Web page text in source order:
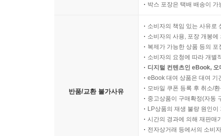
박스 포장은 택배 배송이
반품/교환 불가사유
소비자의 책임 있는 사유로
소비자의 사용, 포장 개봉
복제가 가능한 상품 등의
소비자의 요청에 따라 개별
디지털 컨텐츠인 eBook,
eBook 대여 상품은 대여 기
모바일 쿠폰 등록 후 취소/
중고상품이 구매확정(자동
LP상품의 재생 불량 원인
시간의 경과에 의해 재판매
전자상거래 등에서의 소비